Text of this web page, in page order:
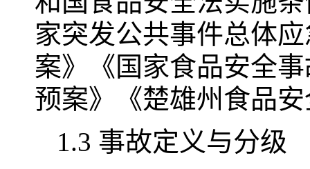
家突发公共事件总体
案》《国家食品安全
预案》《楚雄州食品
1.3 事故定义与分级